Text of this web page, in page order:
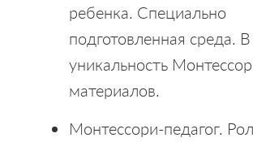
ребенка. Специально
подготовленная среда.
уникальность
материалов.
Монтессори-педагог.